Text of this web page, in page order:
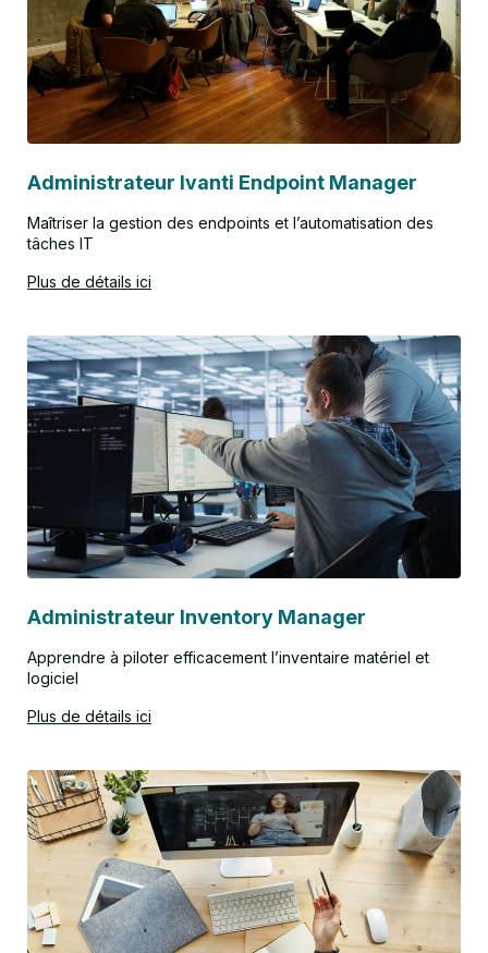
Administrateur Ivanti Endpoint Manager
Maîtriser la gestion des endpoints et l’automatisation des
tâches IT
Plus de détails ici
Administrateur Inventory Manager
Apprendre à piloter efficacement l’inventaire matériel et
logiciel
Plus de détails ici